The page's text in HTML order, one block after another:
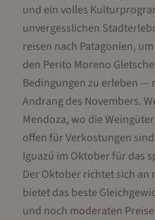
und ein volles
unvergesslichen
reisen nach Patagonien,
den Perito Moreno
Bedingungen zu erleben —
Andrang des Novembers.
Mendoza, wo die
offen für Verkostungen
Iguazú im Oktober für das
Der Oktober richtet sich an
bietet das beste
und noch moderaten